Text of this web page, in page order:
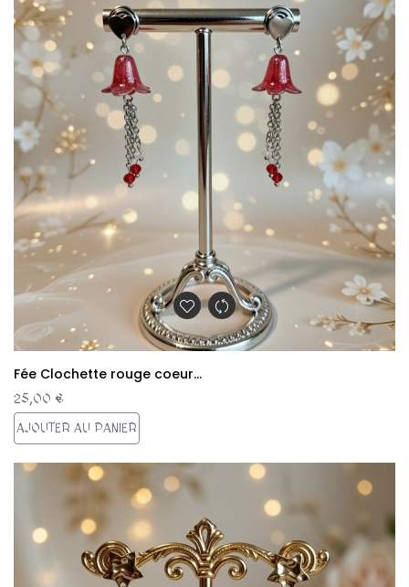
Fée Clochette rouge coeur...
25,00 €
AJOUTER AU PANIER